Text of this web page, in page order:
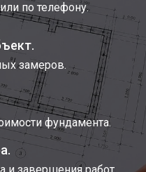
по телефону.
замеров.
фундамента.